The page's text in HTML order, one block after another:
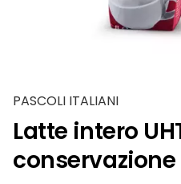
PASCOLI ITALIANI
Latte intero
conservazione